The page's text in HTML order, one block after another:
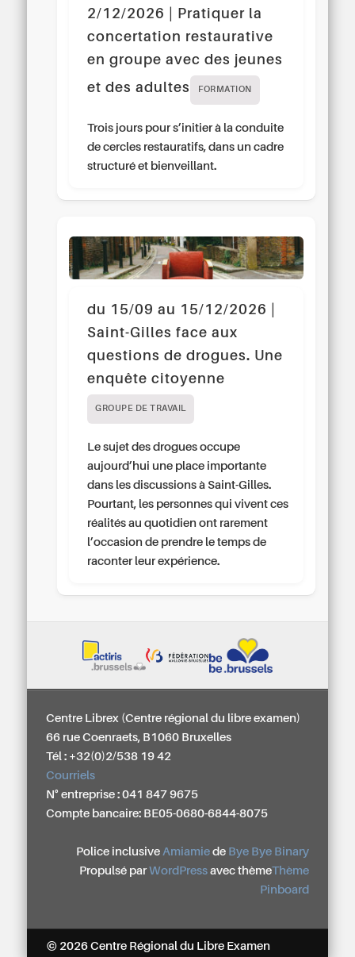
2/12/2026 | Pratiquer la
concertation restaurative
en groupe avec des jeunes
et des adultes
FORMATION
Trois jours pour s’initier à la conduite
de cercles restauratifs, dans un cadre
structuré et bienveillant.
du 15/09 au 15/12/2026 |
Saint-Gilles face aux
questions de drogues. Une
enquête citoyenne
GROUPE DE TRAVAIL
Le sujet des drogues occupe
aujourd’hui une place importante
dans les discussions à Saint-Gilles.
Pourtant, les personnes qui vivent ces
réalités au quotidien ont rarement
l’occasion de prendre le temps de
raconter leur expérience.
Centre Librex (Centre régional du libre examen)
66 rue Coenraets, B1060 Bruxelles
Tél : +32(0)2/538 19 42
Courriels
N° entreprise : 041 847 9675
Compte bancaire: BE05-0680-6844-8075
Police inclusive Amiamiede Bye Bye Binary
Propulsé par WordPressavec thèmeThème
Pinboard
© 2026 Centre Régional du Libre Examen